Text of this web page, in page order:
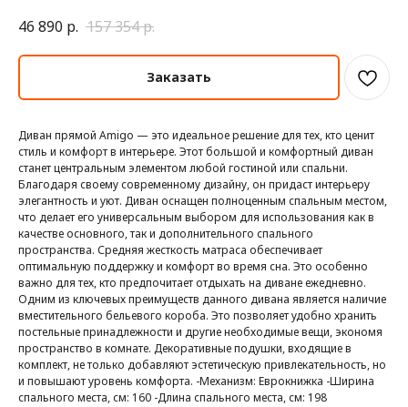
46 890 р. 157 354р.
Заказать
Диван прямой Amigo — это идеальное решение для тех, кто ценит
стиль и комфорт в интерьере. Этот большой и комфортный диван
станет центральным элементом любой гостиной или спальни.
Благодаря своему современному дизайну, он придаст интерьеру
элегантность и уют. Диван оснащен полноценным спальным местом,
что делает его универсальным выбором для использования как в
качестве основного, так и дополнительного спального
пространства. Средняя жесткость матраса обеспечивает
оптимальную поддержку и комфорт во время сна. Это особенно
важно для тех, кто предпочитает отдыхать на диване ежедневно.
Одним из ключевых преимуществ данного дивана является наличие
вместительного бельевого короба. Это позволяет удобно хранить
постельные принадлежности и другие необходимые вещи, экономя
пространство в комнате. Декоративные подушки, входящие в
комплект, не только добавляют эстетическую привлекательность, но
и повышают уровень комфорта. -Механизм: Еврокнижка -Ширина
спального места, см: 160 -Длина спального места, см: 198